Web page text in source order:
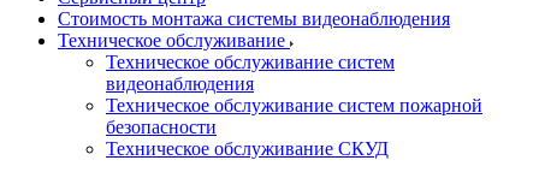
Стоимость монтажа системы видеонаблюдения
Техническое обслуживание
Техническое обслуживание систем
видеонаблюдения
Техническое обслуживание систем пожарной
безопасности
Техническое обслуживание СКУД